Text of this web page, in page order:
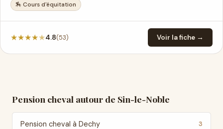
🏇 Cours d'équitation
★★★★★4.8(53) Voir la fiche →
Pension cheval autour de Sin-le-Noble
Pension cheval à Dechy 3